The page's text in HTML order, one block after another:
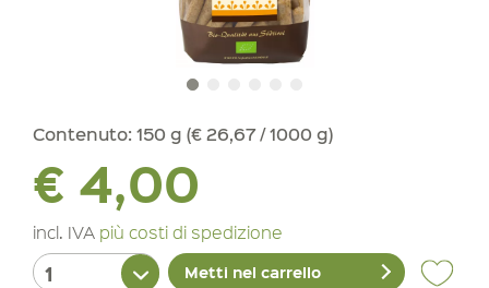
Contenuto: 150 g (€ 26,67 / 1000 g)
€ 4,00
incl. IVA più costi di spedizione
Metti nel carrello